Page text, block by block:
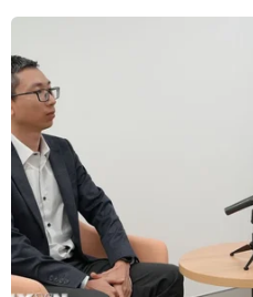
7 xe ôtô va chạm liên
Thiết-Dầu Giây ùn
04/01/2026 14:11
Tại hiện trường, 7 ôtô hư
đầu và đuôi, các phương
chính trên cao tốc. May
thương vong, nhưng nhiều